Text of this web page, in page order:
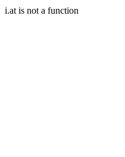
i.at is not a function